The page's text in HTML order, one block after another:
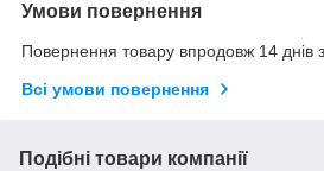
Умови повернення
Повернення товару впродовж 14 днів
Всі умови повернення
Подібні товари компанії